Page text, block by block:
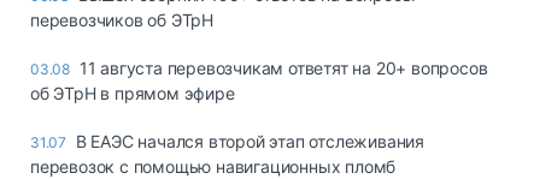
перевозчиков об ЭТрН
03.08 11 августа перевозчикам ответят на 20+ вопросов
об ЭТрН в прямом эфире
31.07
В ЕАЭС начался второй этап отслеживания
перевозок с помощью навигационных пломб